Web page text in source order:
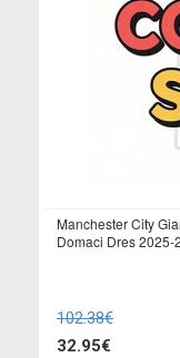
Manchester City
Domaci Dres
102.38€
32.95€